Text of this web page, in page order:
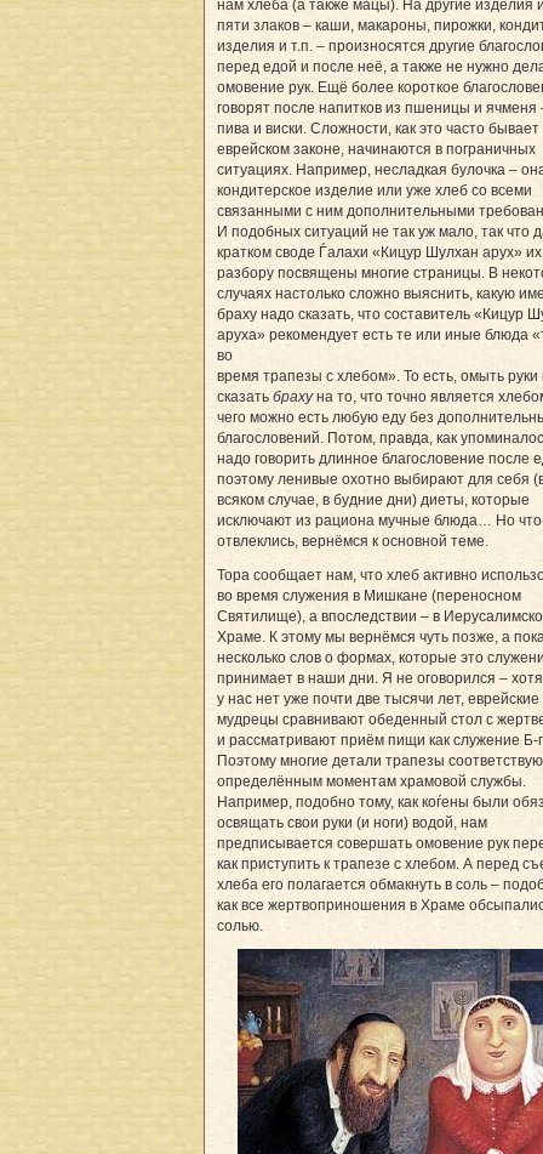
нам хлеба (а также мацы). На другие изделия
пяти злаков – каши, макароны, пирожки,
изделия и т.п. – произносятся другие
перед едой и после неё, а также не нужно
омовение рук. Ещё более короткое
говорят после напитков из пшеницы и ячменя
пива и виски. Сложности, как это часто бывает
еврейском законе, начинаются в пограничных
ситуациях. Например, несладкая булочка –
кондитерское изделие или уже хлеб со всеми
связанными с ним дополнительными
И подобных ситуаций не так уж мало, так что
кратком своде Ѓалахи «Кицур Шулхан арух» их
разбору посвящены многие страницы. В
случаях настолько сложно выяснить, какую
браху надо сказать, что составитель «Кицур
аруха» рекомендует есть те или иные блюда
во
время трапезы с хлебом». То есть, омыть руки
сказать брахуна то, что точно является
чего можно есть любую еду без
благословений. Потом, правда, как
надо говорить длинное благословение после
поэтому ленивые охотно выбирают для себя
всяком случае, в будние дни) диеты, которые
исключают из рациона мучные блюда… Но
отвлеклись, вернёмся к основной теме.
Тора сообщает нам, что хлеб активно
во время служения в Мишкане (переносном
Святилище), а впоследствии – в
Храме. К этому мы вернёмся чуть позже, а
несколько слов о формах, которые это
принимает в наши дни. Я не оговорился –
у нас нет уже почти две тысячи лет, еврейские
мудрецы сравнивают обеденный стол с
и рассматривают приём пищи как служение Б-
Поэтому многие детали трапезы
определённым моментам храмовой службы.
Например, подобно тому, как коѓены были
освящать свои руки (и ноги) водой, нам
предписывается совершать омовение рук
как приступить к трапезе с хлебом. А перед
хлеба его полагается обмакнуть в соль –
как все жертвоприношения в Храме
солью.